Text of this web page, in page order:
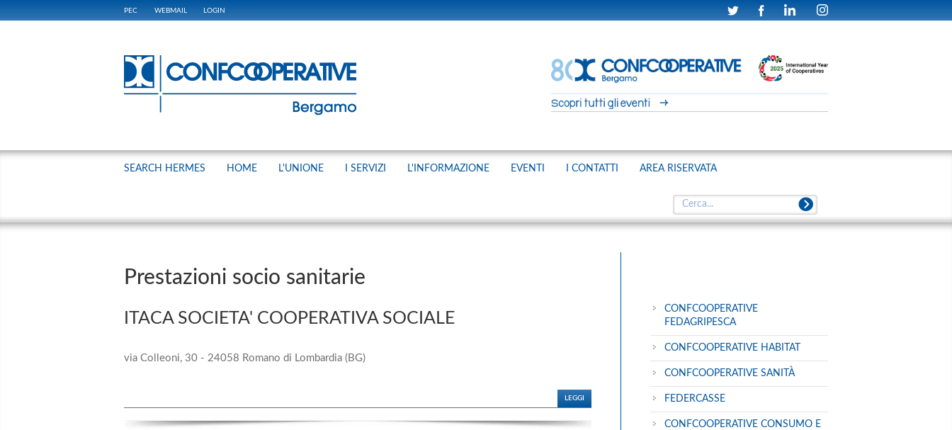
PEC WEBMAIL LOGIN
SEARCH HERMES HOME L'UNIONE I SERVIZI L'INFORMAZIONE EVENTI I CONTATTI AREA RISERVATA
Prestazioni socio sanitarie
ITACA SOCIETA' COOPERATIVA SOCIALE
via Colleoni, 30 - 24058 Romano di Lombardia (BG)
LEGGI
CONFCOOPERATIVE
FEDAGRIPESCA
CONFCOOPERATIVE HABITAT
CONFCOOPERATIVE SANITÀ
FEDERCASSE
CONFCOOPERATIVE CONSUMO E